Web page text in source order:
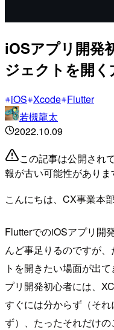
iOSアプリ開発
ジェクトを開
iOS Xcode Flutter
若槻龍太
2022.10.09
この記事は公開され
報が古い可能性がありま
こんにちは、CX事業本
FlutterでのiOSアプリ開
んど事足りるのですが
トを開きたい場面が出
プリ開発初心者には、
すぐには分からず（そ
ず）、たったそれだけ